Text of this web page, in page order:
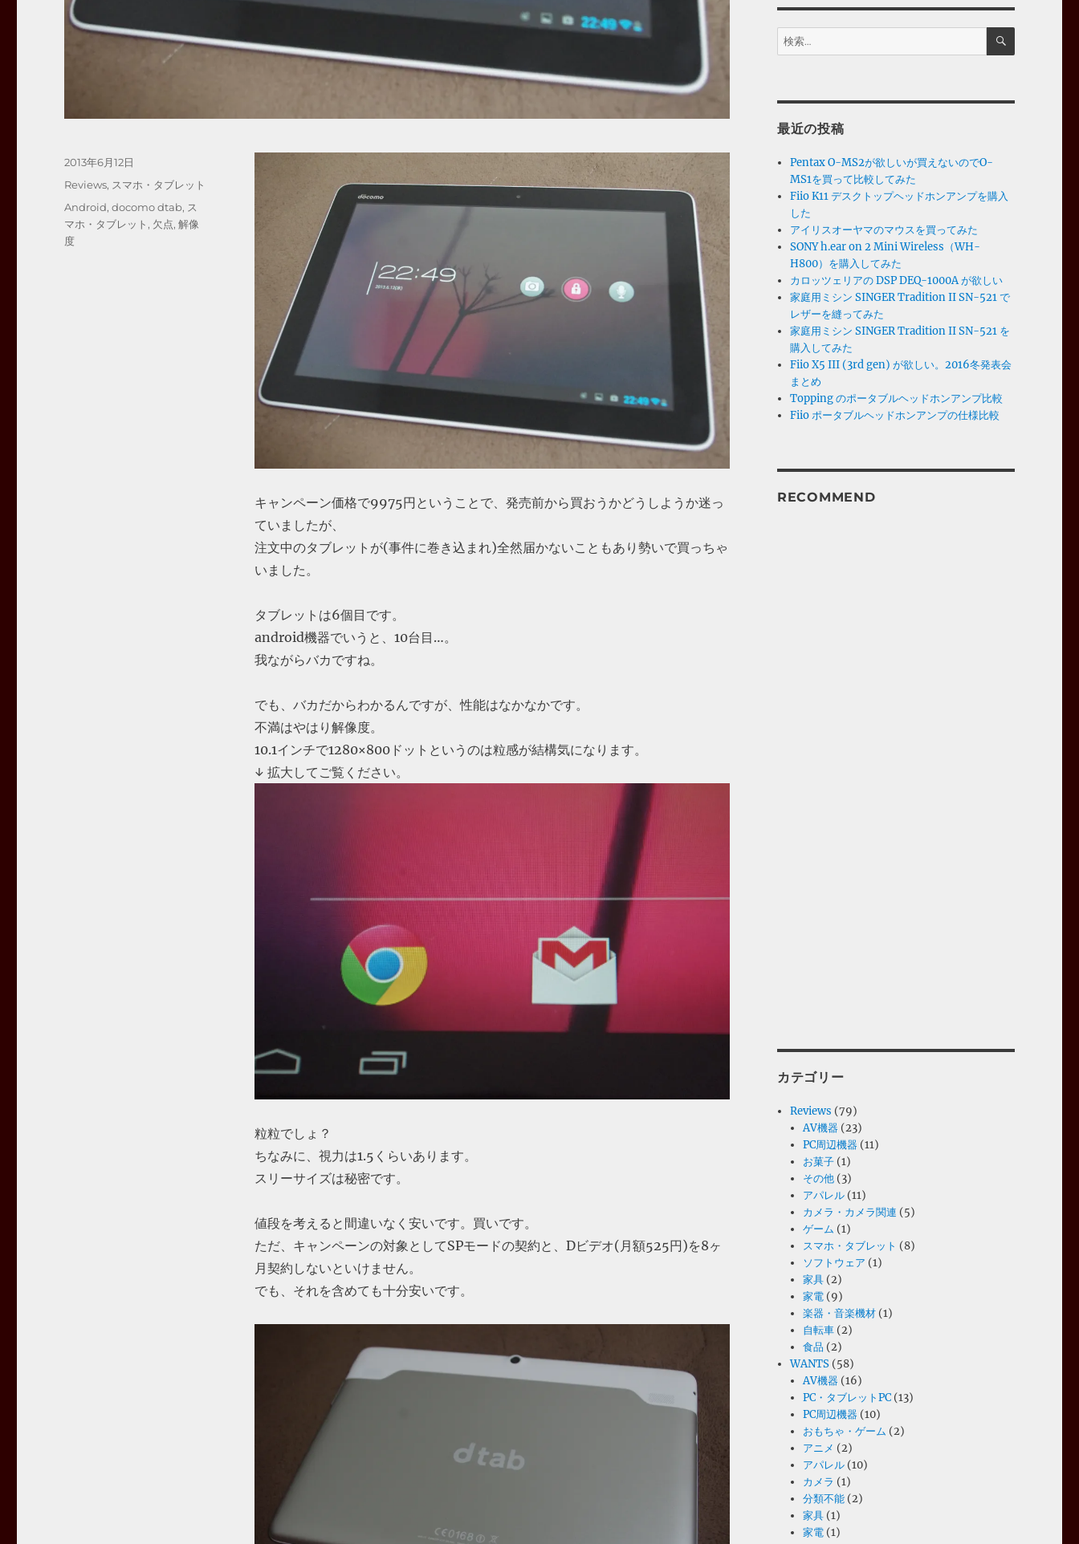
キャンペーン価格で9975円ということで、発売前から買おうかどうしようか迷っ
ていましたが、
注文中のタブレットが(事件に巻き込まれ)全然届かないこともあり勢いで買っちゃ
いました。
タブレットは6個目です。
android機器でいうと、10台目…。
我ながらバカですね。
でも、バカだからわかるんですが、性能はなかなかです。
不満はやはり解像度。
10.1インチで1280×800ドットというのは粒感が結構気になります。
↓ 拡大してご覧ください。
粒粒でしょ？
ちなみに、視力は1.5くらいあります。
スリーサイズは秘密です。
値段を考えると間違いなく安いです。買いです。
ただ、キャンペーンの対象としてSPモードの契約と、Dビデオ(月額525円)を8ヶ
月契約しないといけません。
でも、それを含めても十分安いです。
投
2013年6月12日
カ
リ
Reviews, スマホ・タブレット
タ
グ
Android,docomo dtab, ス
マホ・タブレット , 欠点,解像
度
検
索:
検
最近の投稿
Pentax O-MS2が欲しいが買えないのでO-
MS1を買って比較してみた
Fiio K11 デスクトップヘッドホンアンプを購入
した
アイリスオーヤマのマウスを買ってみた
SONY h.ear on 2 Mini Wireless（WH-
H800）を購入してみた
カロッツェリアの DSP DEQ-1000A が欲しい
家庭用ミシン SINGER Tradition II SN-521 で
レザーを縫ってみた
家庭用ミシン SINGER Tradition II SN-521 を
購入してみた
Fiio X5 III (3rd gen) が欲しい。2016冬発表会
まとめ
Topping のポータブルヘッドホンアンプ比較
Fiio ポータブルヘッドホンアンプの仕様比較
RECOMMEND
カテゴリー
Reviews (79)
AV機器 (23)
PC周辺機器 (11)
お菓子 (1)
その他 (3)
アパレル (11)
カメラ・カメラ関連 (5)
ゲーム (1)
スマホ・タブレット (8)
ソフトウェア (1)
家具 (2)
家電 (9)
楽器・音楽機材 (1)
自転車 (2)
食品 (2)
WANTS (58)
AV機器 (16)
PC・タブレットPC (13)
PC周辺機器 (10)
おもちゃ・ゲーム (2)
アニメ (2)
アパレル (10)
カメラ (1)
分類不能 (2)
家具 (1)
家電 (1)